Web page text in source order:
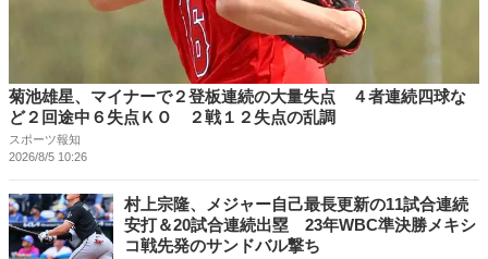
菊池雄星、マイナーで２登板連続の大量失点 ４者連続四球な
ど２回途中６失点ＫＯ ２戦１２失点の乱調
スポーツ報知
2026/8/5 10:26
村上宗隆、メジャー自己最長更新の11試合連続
安打＆20試合連続出塁 23年WBC準決勝メキシ
コ戦先発のサンドバル撃ち